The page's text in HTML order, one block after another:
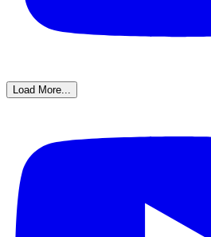
Load More...